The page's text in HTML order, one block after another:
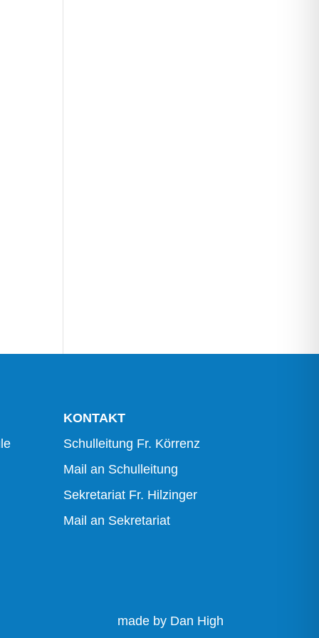
KONTAKT
Schulleitung Fr. Körrenz
Mail an Schulleitung
Sekretariat Fr. Hilzinger
Mail an Sekretariat
made by Dan High